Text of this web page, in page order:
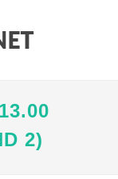
2)